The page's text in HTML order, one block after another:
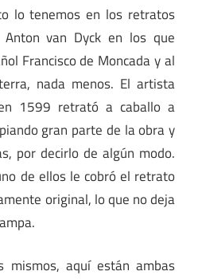
lo tenemos en los retratos
van Dyck en los que
Francisco de Moncada y al
nada menos. El artista
1599 retrató a caballo a
gran parte de la obra y
por decirlo de algún modo.
de ellos le cobró el retrato
original, lo que no deja
mismos, aquí están ambas